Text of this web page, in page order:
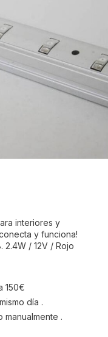
interiores y
y funciona!
2.4W / 12V / Rojo
150€
día .
.